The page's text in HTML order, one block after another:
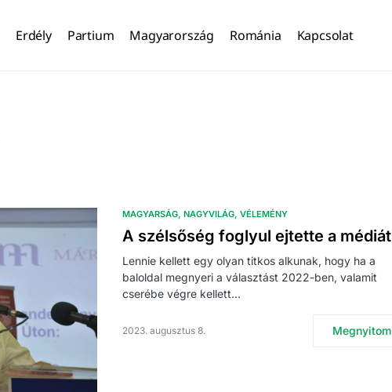
Erdély Partium Magyarország Románia Kapcsolat
MAGYARSÁG NAGYVILÁG VÉLEMÉNY
A szélsőség foglyul ejtette a médiát
Lennie kellett egy olyan titkos alkunak, hogy ha a
baloldal megnyeri a választást 2022-ben, valamit
cserébe végre kellett…
2023. augusztus 8. Megnyitom